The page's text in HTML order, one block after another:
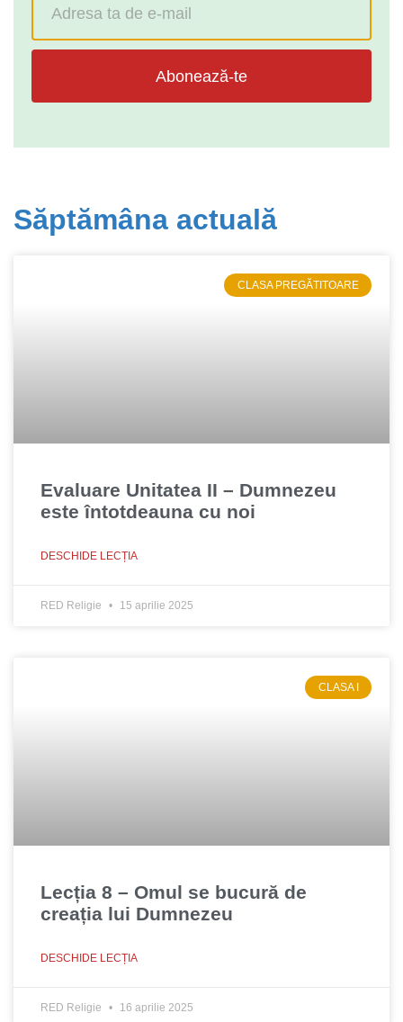
Abonează-te
Săptămâna actuală
CLASA PREGĂTITOARE
Evaluare Unitatea II – Dumnezeu
este întotdeauna cu noi
DESCHIDE LECȚIA
RED Religie 15 aprilie 2025
CLASA I
Lecția 8 – Omul se bucură de
creația lui Dumnezeu
DESCHIDE LECȚIA
RED Religie 16 aprilie 2025